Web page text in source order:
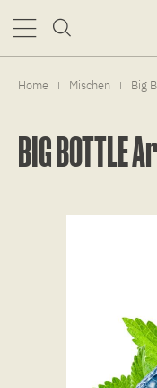
Home | Mischen | Big
BIG BOTTLE